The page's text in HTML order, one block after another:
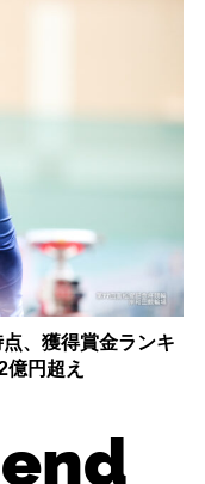
、獲得賞金ランキ
円超え